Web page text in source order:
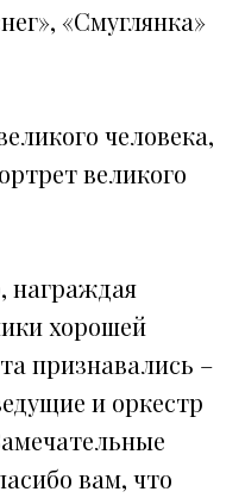
«Смуглянка»
человека,
великого
награждая
хорошей
признавались –
и оркестр
вам, что